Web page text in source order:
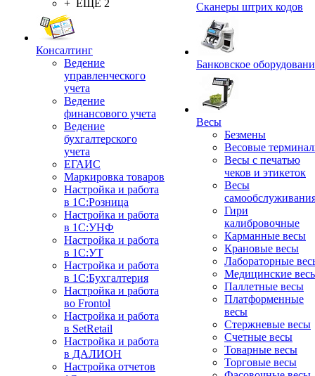
+ ЕЩЕ 2
Консалтинг
Ведение
управленческого
учета
Ведение
финансового учета
Ведение
бухгалтерского
учета
ЕГАИС
Маркировка товаров
Настройка и работа
в 1С:Розница
Настройка и работа
в 1С:УНФ
Настройка и работа
в 1С:УТ
Настройка и работа
в 1С:Бухгалтерия
Настройка и работа
во Frontol
Настройка и работа
в SetRetail
Настройка и работа
в ДАЛИОН
Настройка отчетов
Сканеры штрих кодов
Банковское
Весы
Безмены
Весовые
Весы с печатью
чеков и этикеток
Весы
Гири
калибровочные
Карманные весы
Крановые весы
Лабораторные
Медицинские
Паллетные весы
Платформенные
весы
Стержневые весы
Счетные весы
Товарные весы
Торговые весы